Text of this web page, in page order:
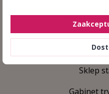
+48 884 330 722
Sklep
Gabinet